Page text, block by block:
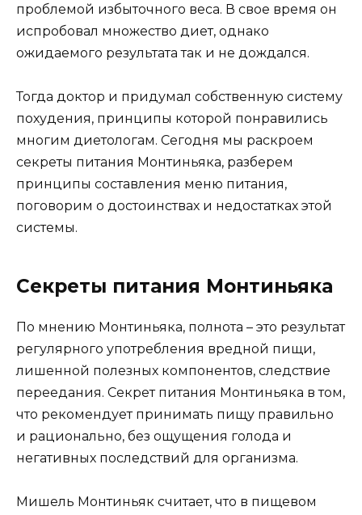
проблемой избыточного веса. В свое время он
испробовал множество диет, однако
ожидаемого результата так и не дождался.
Тогда доктор и придумал собственную систему
похудения, принципы которой понравились
многим диетологам. Сегодня мы раскроем
секреты питания Монтиньяка, разберем
принципы составления меню питания,
поговорим о достоинствах и недостатках этой
системы.
Секреты питания Монтиньяка
По мнению Монтиньяка, полнота – это результат
регулярного употребления вредной пищи,
лишенной полезных компонентов, следствие
переедания. Секрет питания Монтиньяка в том,
что рекомендует принимать пищу правильно
и рационально, без ощущения голода и
негативных последствий для организма.
Мишель Монтиньяк считает, что в пищевом